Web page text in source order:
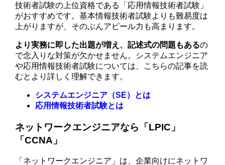
技術者試験の上位資格である「応用情報技術者試験」
がおすすめです。基本情報技術者試験よりも難易度は
上がりますが、そのぶんアピール力も高まります。
より実務に即した出題が増え、記述式の問題もあるの
で念入りな対策が欠かせません。システムエンジニア
や応用情報技術者試験については、こちらの記事を読
むとより詳しく理解できます。
システムエンジニア（SE）とは
応用情報技術者試験とは
ネットワークエンジニアなら「LPIC」
「CCNA」
「ネットワークエンジニア」は、企業向けにネットワ